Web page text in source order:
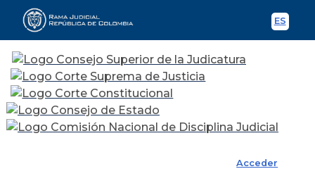
ES
Acceder